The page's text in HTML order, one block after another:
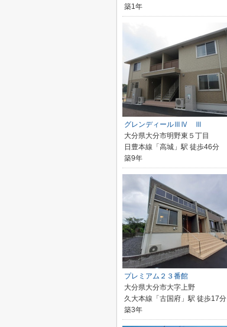
築1年
グレンディールⅢⅣ Ⅲ
大分県大分市明野東５丁目
日豊本線「高城」駅 徒歩46分
築9年
プレミアム２３番館
大分県大分市大字上野
久大本線「古国府」駅 徒歩17分
築3年